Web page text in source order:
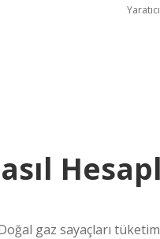
gaz sayaçları